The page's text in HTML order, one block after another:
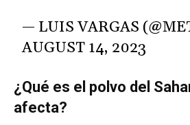
— LUIS VARGAS
AUGUST 14, 2023
¿Qué es el polvo del
afecta?